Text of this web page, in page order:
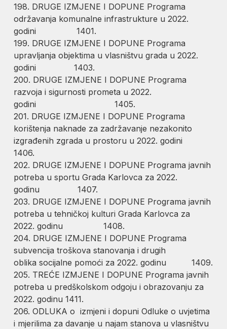
198. DRUGE IZMJENE I DOPUNE Programa
održavanja komunalne infrastrukture u 2022.
godini 1401.
199. DRUGE IZMJENE I DOPUNE Programa
upravljanja objektima u vlasništvu grada u 2022.
godini 1403.
200. DRUGE IZMJENE I DOPUNE Programa
razvoja i sigurnosti prometa u 2022.
godini 1405.
201. DRUGE IZMJENE I DOPUNE Programa
korištenja naknade za zadržavanje nezakonito
izgrađenih zgrada u prostoru u 2022. godini
1406.
202. DRUGE IZMJENE I DOPUNE Programa javnih
potreba u sportu Grada Karlovca za 2022.
godinu 1407.
203. DRUGE IZMJENE I DOPUNE Programa javnih
potreba u tehničkoj kulturi Grada Karlovca za
2022. godinu 1408.
204. DRUGE IZMJENE I DOPUNE Programa
subvencija troškova stanovanja i drugih
oblika socijalne pomoći za 2022. godinu 1409.
205. TREĆE IZMJENE I DOPUNE Programa javnih
potreba u predškolskom odgoju i obrazovanju za
2022. godinu 1411.
206. ODLUKA o izmjeni i dopuni Odluke o uvjetima
i mjerilima za davanje u najam stanova u vlasništvu